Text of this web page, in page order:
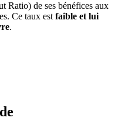
Ratio) de ses bénéfices aux
Ce taux est faible et lui
.